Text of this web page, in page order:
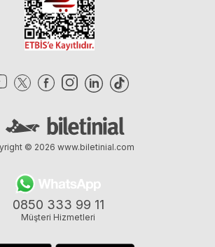
0850 333 99 11
Müşteri Hizmetleri
© 2026 www.biletinial.com